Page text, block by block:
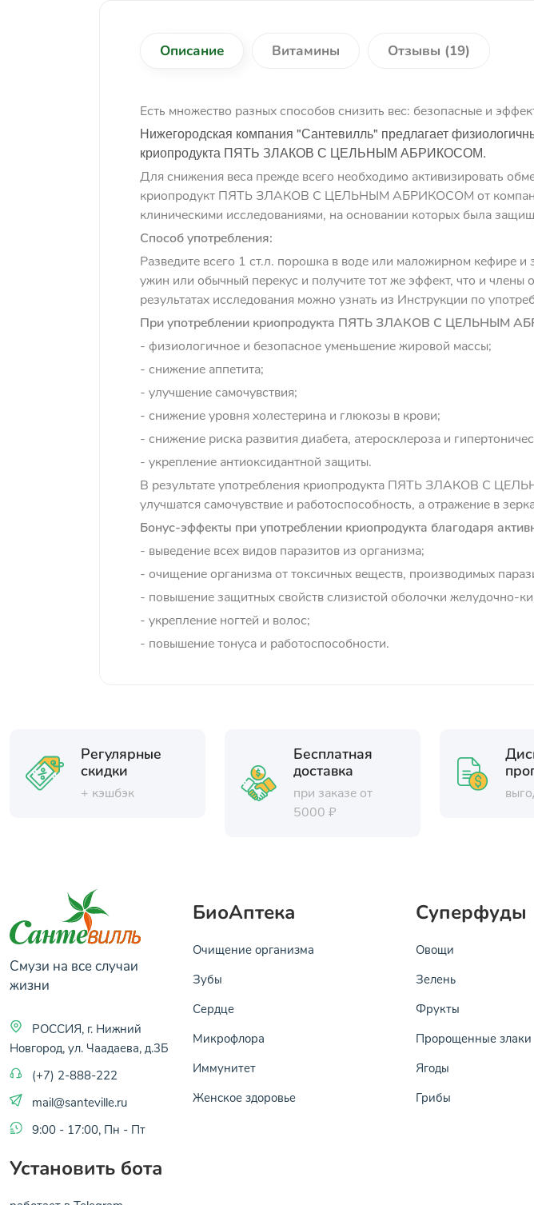
Описание Витамины Отзывы (19)
Есть множество разных способов снизить вес: безопасные и
Нижегородская компания "Сантевилль" предлагает
криопродукта ПЯТЬ ЗЛАКОВ С ЦЕЛЬНЫМ АБРИКОСОМ.
Для снижения веса прежде всего необходимо активизировать
криопродукт ПЯТЬ ЗЛАКОВ С ЦЕЛЬНЫМ АБРИКОСОМ от компании
клиническими исследованиями, на основании которых была
Способ употребления:
Разведите всего 1 ст.л. порошка в воде или маложирном кефире
ужин или обычный перекус и получите тот же эффект, что и
результатах исследования можно узнать из Инструкции по
При употреблении криопродукта ПЯТЬ ЗЛАКОВ С ЦЕЛЬНЫМ
- физиологичное и безопасное уменьшение жировой массы;
- снижение аппетита;
- улучшение самочувствия;
- снижение уровня холестерина и глюкозы в крови;
- снижение риска развития диабета, атеросклероза и
- укрепление антиоксидантной защиты.
В результате употребления криопродукта ПЯТЬ ЗЛАКОВ С
улучшатся самочувствие и работоспособность, а отражение в
Бонус-эффекты при употреблении криопродукта благодаря
- выведение всех видов паразитов из организма;
- очищение организма от токсичных веществ, производимых
- повышение защитных свойств слизистой оболочки желудочно-
- укрепление ногтей и волос;
- повышение тонуса и работоспособности.
Регулярные
скидки
+ кэшбэк
Бесплатная
доставка
при заказе от
5000 ₽
Смузи на все случаи
жизни
РОССИЯ, г. Нижний
Новгород, ул. Чаадаева, д.3Б
(+7) 2-888-222
mail@santeville.ru
9:00 - 17:00, Пн - Пт
БиоАптека
Очищение организма
Зубы
Сердце
Микрофлора
Иммунитет
Женское здоровье
Суперфуды
Овощи
Зелень
Фрукты
Пророщенные злаки
Ягоды
Грибы
Установить бота